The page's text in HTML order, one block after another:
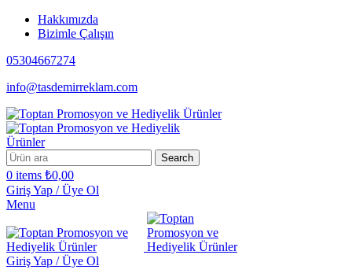
Hakkımızda
Bizimle Çalışın
05304667274
info@tasdemirreklam.com
Search
0 items ₺0,00
Giriş Yap / Üye Ol
Menu
Giriş Yap / Üye Ol